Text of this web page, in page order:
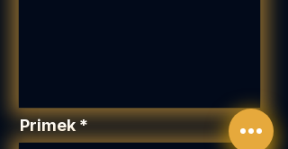
Primek